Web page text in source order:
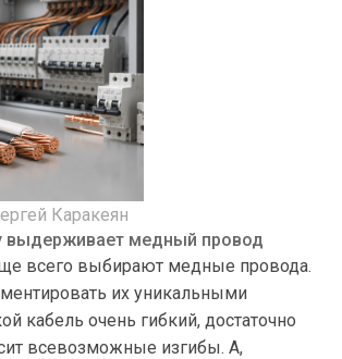
Каракеян
выдерживает медный провод
всего выбирают медные провода.
их уникальными
кабель очень гибкий, достаточно
всевозможные изгибы. А,